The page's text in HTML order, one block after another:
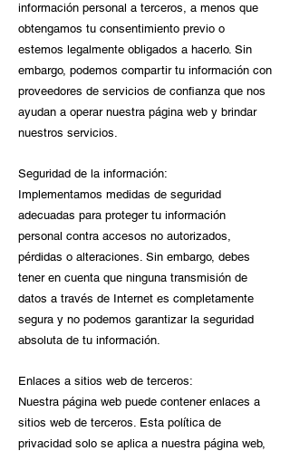
información personal a terceros, a menos que
obtengamos tu consentimiento previo o
estemos legalmente obligados a hacerlo. Sin
embargo, podemos compartir tu información con
proveedores de servicios de confianza que nos
ayudan a operar nuestra página web y brindar
nuestros servicios.
Seguridad de la información:
Implementamos medidas de seguridad
adecuadas para proteger tu información
personal contra accesos no autorizados,
pérdidas o alteraciones. Sin embargo, debes
tener en cuenta que ninguna transmisión de
datos a través de Internet es completamente
segura y no podemos garantizar la seguridad
absoluta de tu información.
Enlaces a sitios web de terceros:
Nuestra página web puede contener enlaces a
sitios web de terceros. Esta política de
privacidad solo se aplica a nuestra página web,